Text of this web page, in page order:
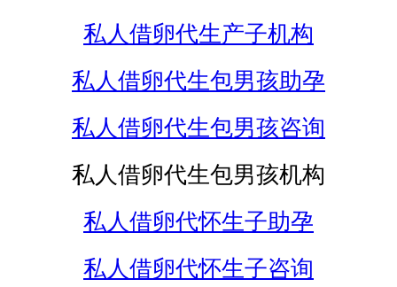
私人借卵代生产子机构
私人借卵代生包男孩助孕
私人借卵代生包男孩咨询
私人借卵代生包男孩机构
私人借卵代怀生子助孕
私人借卵代怀生子咨询